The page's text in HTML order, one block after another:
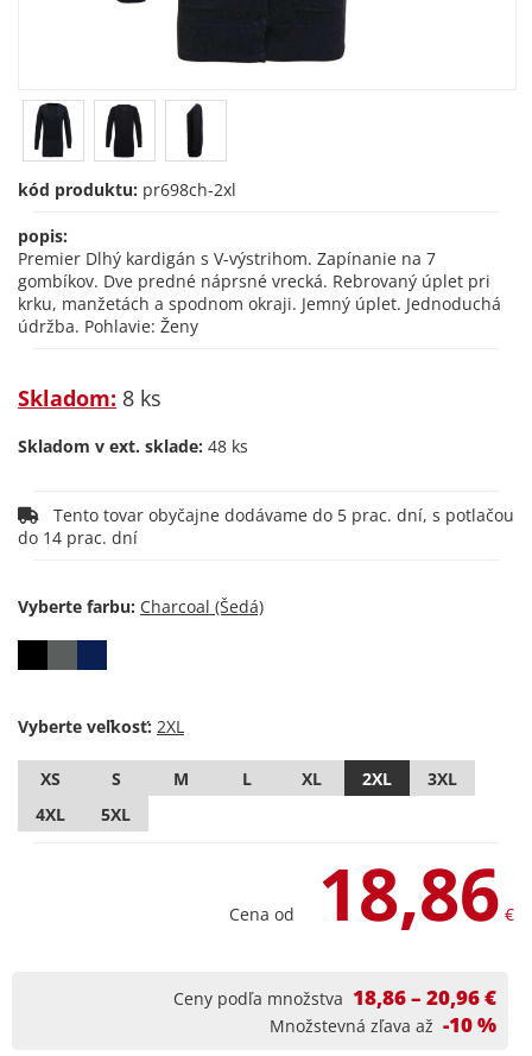
kód produktu: pr698ch-2xl
popis:
Premier Dlhý kardigán s V-výstrihom. Zapínanie na 7
gombíkov. Dve predné náprsné vrecká. Rebrovaný úplet pri
krku, manžetách a spodnom okraji. Jemný úplet. Jednoduchá
údržba. Pohlavie: Ženy
Skladom: 8 ks
Skladom v ext. sklade: 48 ks
do 14 prac. dní
Vyberte farbu:
Vyberte veľkosť:
XS S M L XL 2XL
3XL
4XL
5XL
Cena od 18,86 €
Ceny podľa množstva 18,86 – 20,96 €
Množstevná zľava až -10 %